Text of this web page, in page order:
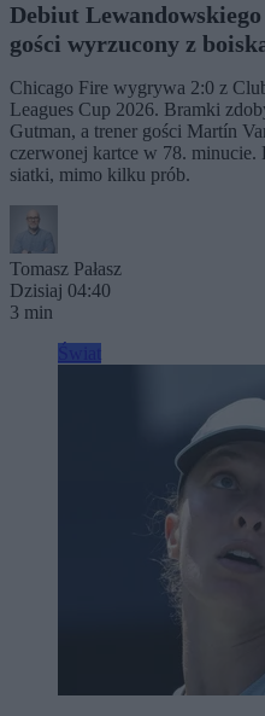
Debiut
gości wyrzucony z
Chicago Fire wygrywa 2:0 z
Leagues Cup 2026. Bramki
Gutman, a trener gości Martín
czerwonej kartce w 78.
siatki, mimo kilku prób.
Tomasz Pałasz
Dzisiaj 04:40
3 min